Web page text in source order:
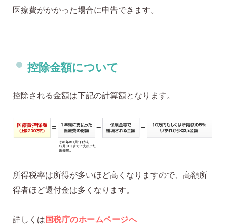
医療費がかかった場合に申告できます。
控除金額について
控除される金額は下記の計算額となります。
所得税率は所得が多いほど高くなりますので、高額所
得者ほど還付金は多くなります。
詳しくは 国税庁のホームページへ